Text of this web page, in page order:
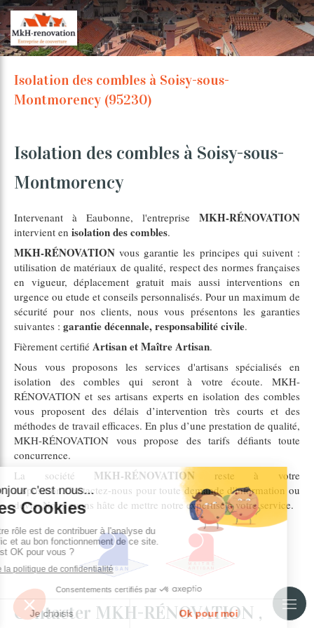
Isolation des combles à Soisy-sous-
Montmorency (95230)
Isolation des combles à Soisy-sous-
Montmorency
Intervenant à Eaubonne, l'entreprise MKH-RÉNOVATION
intervient en isolation des combles.
MKH-RÉNOVATIONvous garantie les principes qui suivent :
utilisation de matériaux de qualité, respect des normes françaises
en vigueur, déplacement gratuit mais aussi interventions en
urgence ou etude et conseils personnalisés. Pour un maximum de
sécurité pour nos clients, nous vous présentons les garanties
suivantes : garantie décennale, responsabilité civile.
Fièrement certifié Artisan et Maître Artisan.
Nous vous proposons les services d'artisans spécialisés en
isolation des combles qui seront à votre écoute. MKH-
RÉNOVATION et ses artisans experts en isolation des combles
vous proposent des délais d’intervention très courts et des
méthodes de travail efficaces. En plus d’une prestation de qualité,
MKH-RÉNOVATION vous propose des tarifs défiants toute
concurrence.
La société MKH-RÉNOVATION
reste à votre
disposition.Contactez-nous pour toute demande d'information ou
devis. Nous avons hâte de mettre notre expertise à votre service.
Contacter MKH-RÉNOVATION ,